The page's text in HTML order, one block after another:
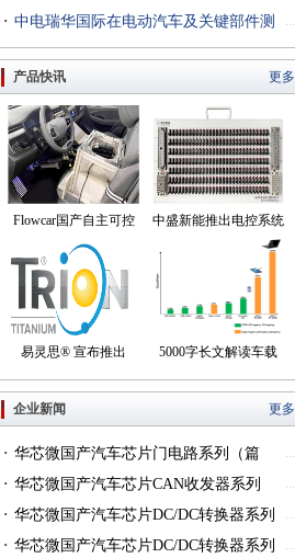
统成功交付中电熊猫
...
· 中电瑞华国际在电动汽车及关键部件测
评研讨会上演绎先进测评技术
产品快讯 更多
Flowcar国产自主可控
自动驾驶机器人来到我
们身边
中盛新能推出电控系统
控制器BOB集成断线
易灵思® 宣布推出
Trion® Titanium FPGA
系列
5000字长文解读车载
USB供电的方方面面
企业新闻
更多
...
· 华芯微国产汽车芯片门电路系列（篇
一）
...
· 华芯微国产汽车芯片CAN收发器系列
（篇一）
...
· 华芯微国产汽车芯片DC/DC转换器系列
...
· 华芯微国产汽车芯片DC/DC转换器系列